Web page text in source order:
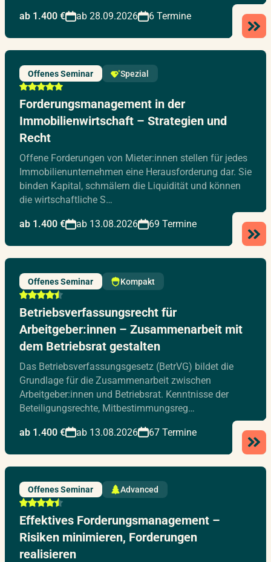
ab 1.400 € ab 28.09.2026 6 Termine
Offenes Seminar Spezial
Forderungsmanagement in der
Immobilienwirtschaft – Strategien und
Recht
Offene Forderungen von Mieter:innen stellen für jedes
Immobilienunternehmen eine Herausforderung dar. Sie
binden Kapital, schmälern die Liquidität und können
die wirtschaftliche S…
ab 1.400 € ab 13.08.2026 69 Termine
Offenes Seminar Kompakt
Betriebsverfassungsrecht für
Arbeitgeber:innen – Zusammenarbeit mit
dem Betriebsrat gestalten
Das Betriebsverfassungsgesetz (BetrVG) bildet die
Grundlage für die Zusammenarbeit zwischen
Arbeitgeber:innen und Betriebsrat. Kenntnisse der
Beteiligungsrechte, Mitbestimmungsreg…
ab 1.400 € ab 13.08.2026 67 Termine
Offenes Seminar Advanced
Effektives Forderungsmanagement –
Risiken minimieren, Forderungen
realisieren